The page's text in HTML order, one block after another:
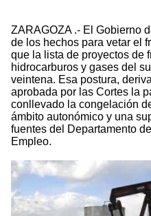
ZARAGOZA .- El Gobierno
de los hechos para vetar el
que la lista de proyectos de
hidrocarburos y gases del
veintena. Esa postura,
aprobada por las Cortes la
conllevado la congelación
ámbito autonómico y una
fuentes del Departamento
Empleo.